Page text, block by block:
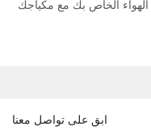
ابق على تواصل معنا